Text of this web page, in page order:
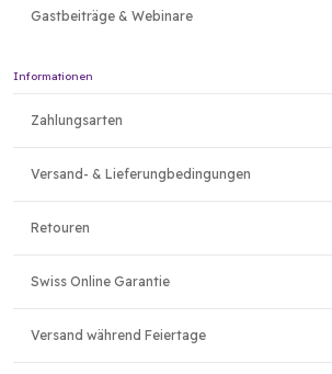
Gastbeiträge & Webinare
Informationen
Zahlungsarten
Versand- & Lieferungbedingungen
Retouren
Swiss Online Garantie
Versand während Feiertage